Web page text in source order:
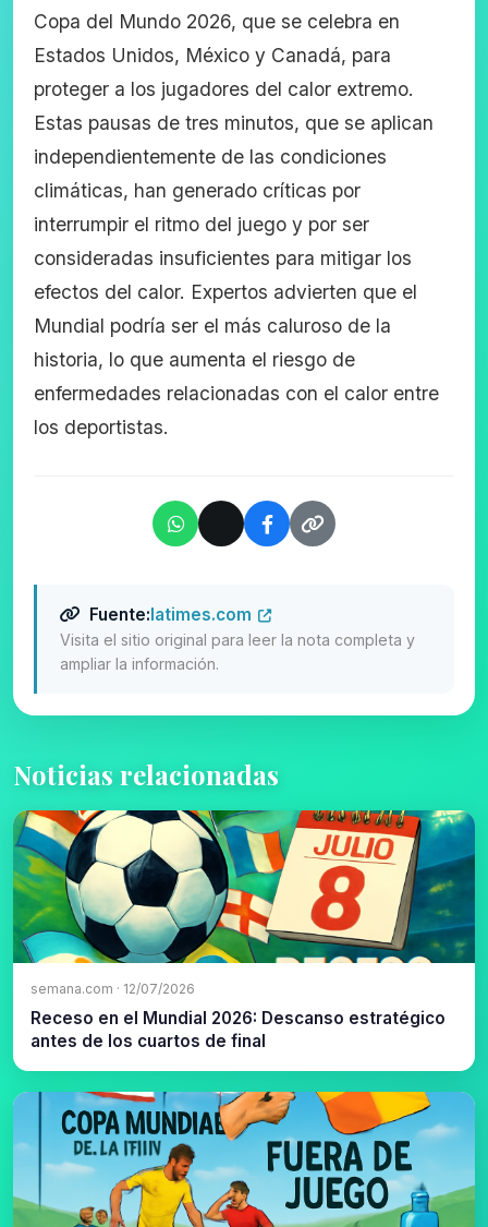
Copa del Mundo 2026, que se celebra en
Estados Unidos, México y Canadá, para
proteger a los jugadores del calor extremo.
Estas pausas de tres minutos, que se aplican
independientemente de las condiciones
climáticas, han generado críticas por
interrumpir el ritmo del juego y por ser
consideradas insuficientes para mitigar los
efectos del calor. Expertos advierten que el
Mundial podría ser el más caluroso de la
historia, lo que aumenta el riesgo de
enfermedades relacionadas con el calor entre
los deportistas.
Fuente: latimes.com
Visita el sitio original para leer la nota completa y
ampliar la información.
Noticias relacionadas
semana.com · 12/07/2026
Receso en el Mundial 2026: Descanso estratégico
antes de los cuartos de final